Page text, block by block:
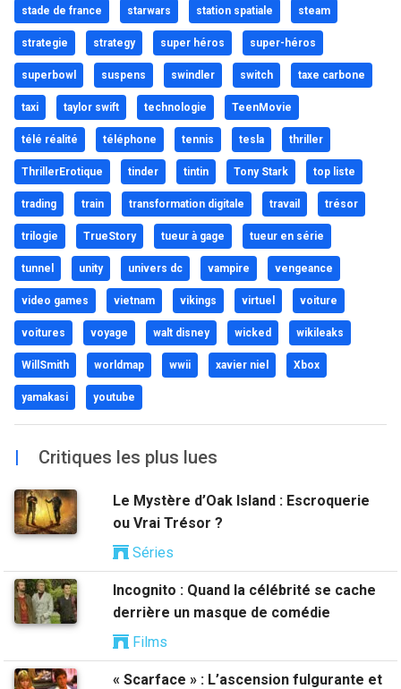
stade de france starwars station spatiale steam
strategie strategy super héros super-héros
superbowl suspens swindler switch taxe carbone
taxi taylor swift technologie TeenMovie
télé réalité téléphone tennis tesla thriller
ThrillerErotique tinder tintin Tony Stark top liste
trading train transformation digitale travail trésor
trilogie TrueStory tueur à gage tueur en série
tunnel unity univers dc vampire vengeance
video games vietnam vikings virtuel voiture
voitures voyage walt disney wicked wikileaks
WillSmith worldmap wwii xavier niel Xbox
yamakasi youtube
| Critiques les plus lues
Le Mystère d’Oak Island : Escroquerie
ou Vrai Trésor ?
Séries
Incognito : Quand la célébrité se cache
derrière un masque de comédie
Films
« Scarface » : L’ascension fulgurante et